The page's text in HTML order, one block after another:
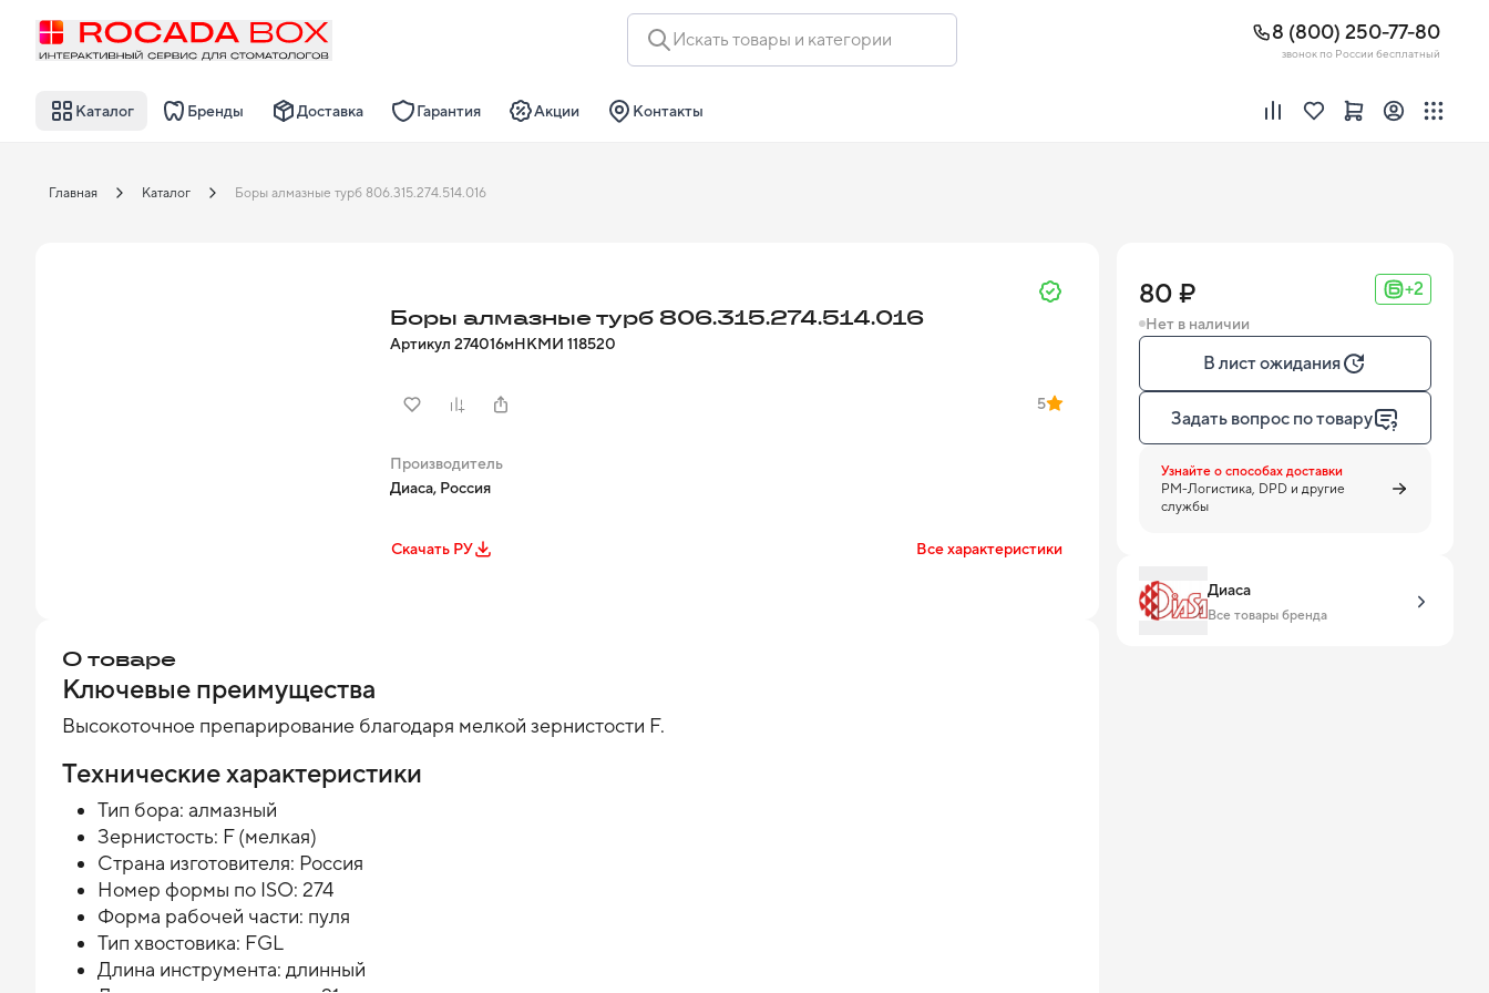
Искать товары и категории 8 (800) 250-77-80
звонок по России бесплатный
Каталог Бренды Доставка Гарантия Акции Контакты
Главная Каталог Боры алмазные турб 806.315.274.514.016
Боры алмазные турб 806.315.274.514.016
Артикул 274016мНКМИ 118520
5
Производитель
Диаса, Россия
Скачать РУ Все характеристики
О товаре
Ключевые преимущества
Высокоточное препарирование благодаря мелкой зернистости F.
Технические характеристики
Тип бора: алмазный
Зернистость: F (мелкая)
Страна изготовителя: Россия
Номер формы по ISO: 274
Форма рабочей части: пуля
Тип хвостовика: FGL
Длина инструмента: длинный
80 ₽ +2
Нет в наличии
В лист ожидания
Задать вопрос по товару
Узнайте о способах доставки
PM-Логистика, DPD и другие
службы
Диаса
Все товары бренда